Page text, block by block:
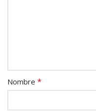
Nombre *